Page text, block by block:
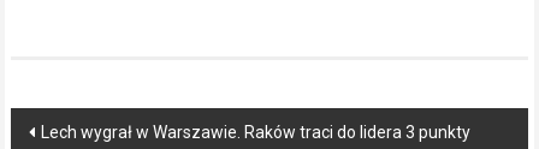
Post
Lech wygrał w Warszawie. Raków traci do lidera 3 punkty